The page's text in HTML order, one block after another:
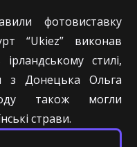
фотовиставку
“Ukiez” виконав
стилі,
з Донецька Ольга
також могли
страви.